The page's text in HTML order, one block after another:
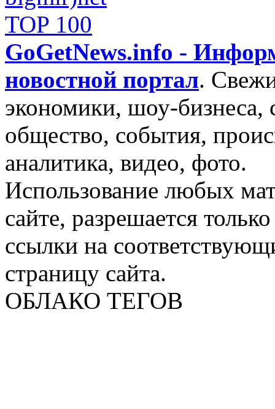
GoGetNews.info -
новостной портал.
экономики, шоу-бизнеса,
общество, события,
аналитика, видео, фото.
Использование любых
сайте, разрешается
ссылки на
страницу сайта.
ОБЛАКО ТЕГОВ